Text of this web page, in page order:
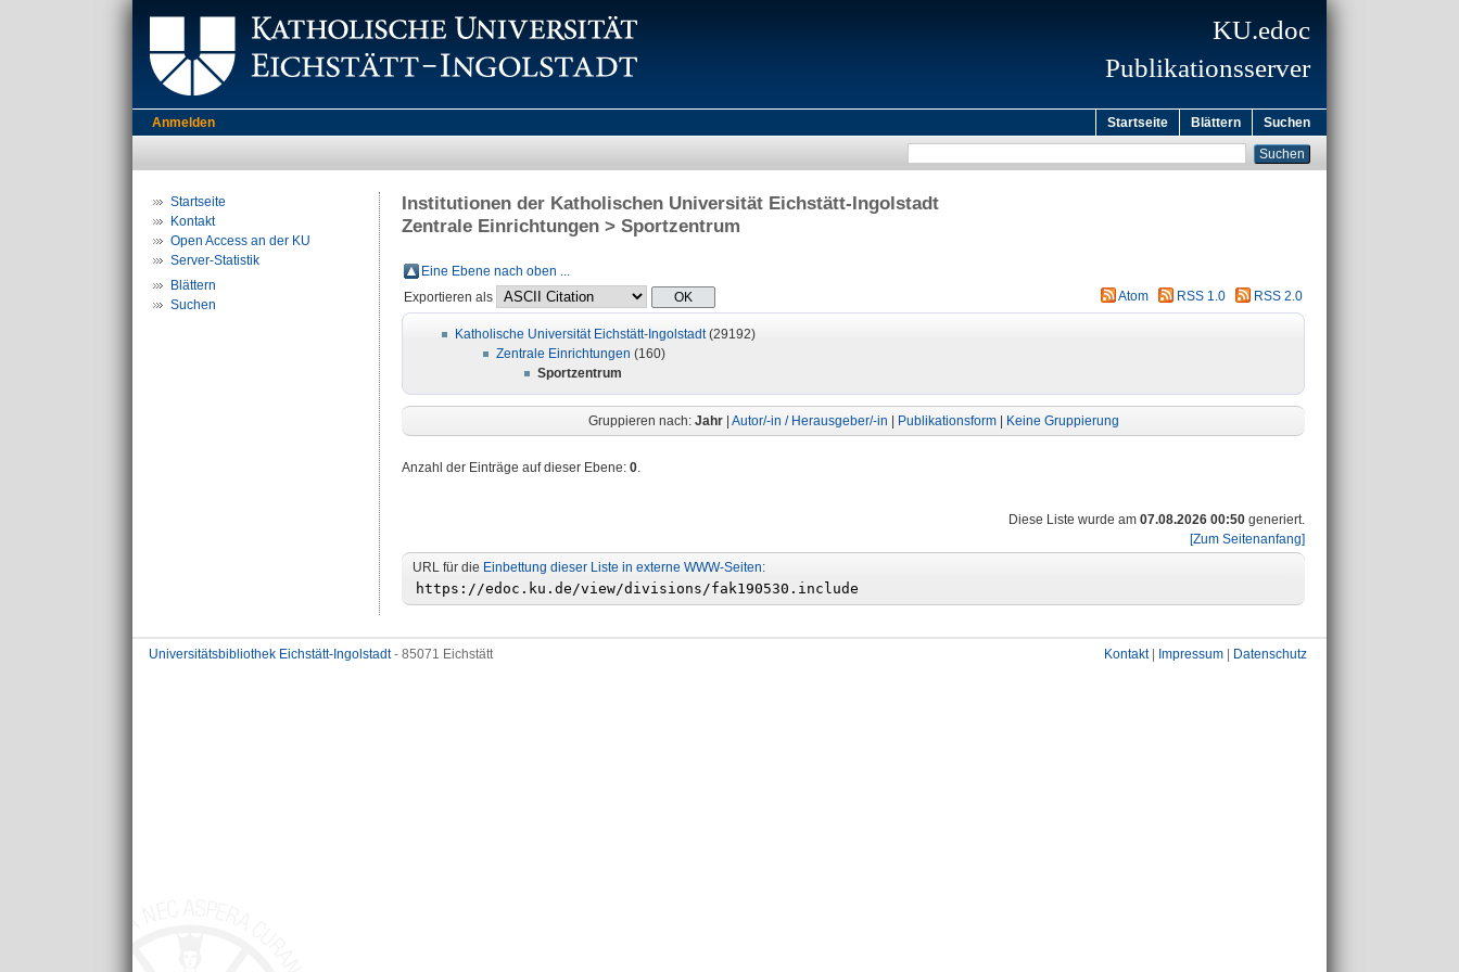
KU.edoc
Publikationsserver
Anmelden Startseite Blättern Suchen
Startseite
Kontakt
Open Access an der KU
Server-Statistik
Blättern
Suchen
Institutionen der Katholischen Universität Eichstätt-Ingolstadt
Zentrale Einrichtungen > Sportzentrum
Eine Ebene nach oben ...
Exportieren als
Atom RSS 1.0 RSS 2.0
Katholische Universität Eichstätt-Ingolstadt(29192)
Zentrale Einrichtungen (160)
Sportzentrum
Gruppieren nach: Jahr Autor/-in / Herausgeber/-in Publikationsform| Keine Gruppierung
Anzahl der Einträge auf dieser Ebene: 0.
Diese Liste wurde am 07.08.2026 00:50 generiert.
[Zum Seitenanfang]
URL für die Einbettung dieser Liste in externe WWW-Seiten:
Universitätsbibliothek Eichstätt-Ingolstadt- 85071 Eichstätt Kontakt| Impressum Datenschutz